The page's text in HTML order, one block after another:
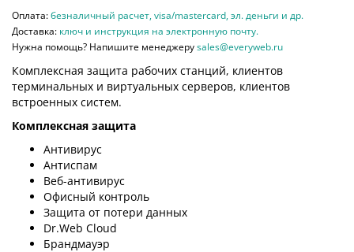
Оплата:безналичный расчет, visa/mastercard, эл. деньги и др.
Доставка: ключ и инструкция на электронную почту.
Нужна помощь? Напишите менеджеруsales@everyweb.ru
Комплексная защита рабочих станций, клиентов
терминальных и виртуальных серверов, клиентов
встроенных систем.
Комплексная защита
Антивирус
Антиспам
Веб-антивирус
Офисный контроль
Защита от потери данных
Dr.Web Cloud
Брандмауэр